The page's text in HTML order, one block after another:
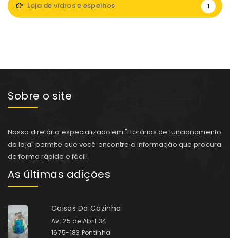
Loja de vidros e espelhos 1
Sobre o site
Nosso diretório especializado em "Horários de funcionamento
da loja" permite que você encontre a informação que procura
de forma rápida e fácil!
As últimas adições
Coisas Da Cozinha
Av. 25 de Abril 34
1675-183 Pontinha